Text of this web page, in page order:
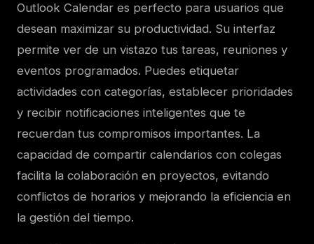
Outlook Calendar es perfecto para usuarios que
desean maximizar su productividad. Su interfaz
permite ver de un vistazo tus tareas, reuniones y
eventos programados. Puedes etiquetar
actividades con categorías, establecer prioridades
y recibir notificaciones inteligentes que te
recuerdan tus compromisos importantes. La
capacidad de compartir calendarios con colegas
facilita la colaboración en proyectos, evitando
conflictos de horarios y mejorando la eficiencia en
la gestión del tiempo.